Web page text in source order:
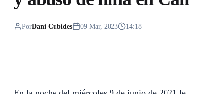
PorDani Cubides 09 Mar, 2023 14:18